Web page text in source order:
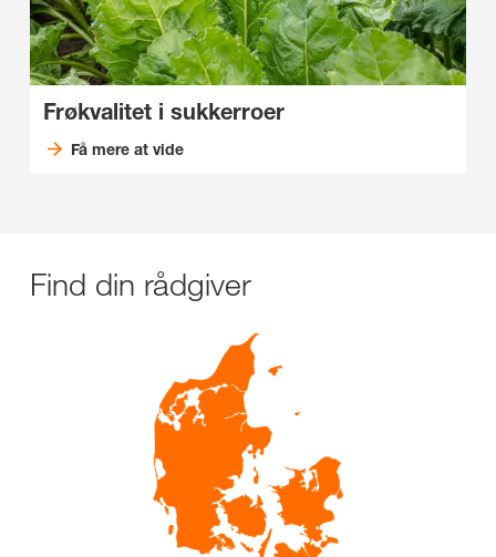
Frøkvalitet i sukkerroer
Få mere at vide
Find din rådgiver